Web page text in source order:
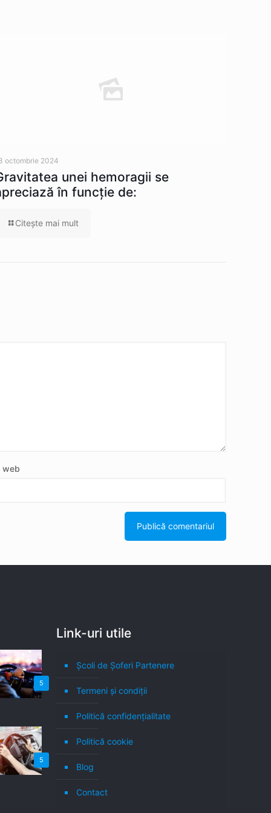
octombrie 2024
unei hemoragii se
în funcție de:
Citeşte mai mult
web
5
5
Link-uri utile
Școli de Șoferi Partenere
Termeni şi condiţii
Politică confidenţialitate
Politică cookie
Blog
Contact